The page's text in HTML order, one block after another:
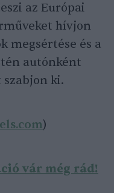
az Európai
hívjon
megsértése és a
autónként
szabjon ki.
)
vár még rád!